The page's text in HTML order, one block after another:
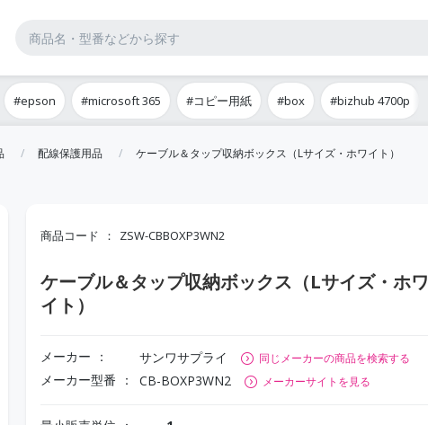
#epson #microsoft 365 #コピー用紙 #box #bizhub 4700p
配線保護用品 ケーブル＆タップ収納ボックス（Lサイズ・ホワイト）
商品コード ZSW-CBBOXP3WN2
ケーブル＆タップ収納ボックス（Lサイズ・ホワ
イト）
メーカー サンワサプライ 同じメーカーの商品を検索する
メーカー型番 CB-BOXP3WN2 メーカーサイトを見る